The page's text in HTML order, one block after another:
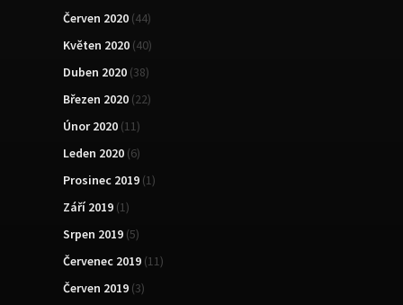
Červen 2020 (44)
Květen 2020 (40)
Duben 2020 (38)
Březen 2020 (22)
Únor 2020 (11)
Leden 2020 (6)
Prosinec 2019 (1)
Září 2019 (1)
Srpen 2019 (5)
Červenec 2019 (11)
Červen 2019 (3)